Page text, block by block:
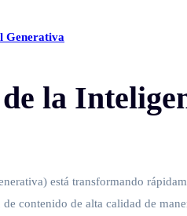
Generativa
la
está transformando
contenido de alta calidad de